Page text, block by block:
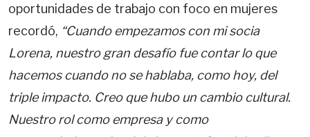
oportunidades de trabajo con foco en mujeres
recordó, “Cuando empezamos con mi socia
Lorena, nuestro gran desafío fue contar lo que
hacemos cuando no se hablaba, como hoy, del
triple impacto. Creo que hubo un cambio cultural.
Nuestro rol como empresa y como